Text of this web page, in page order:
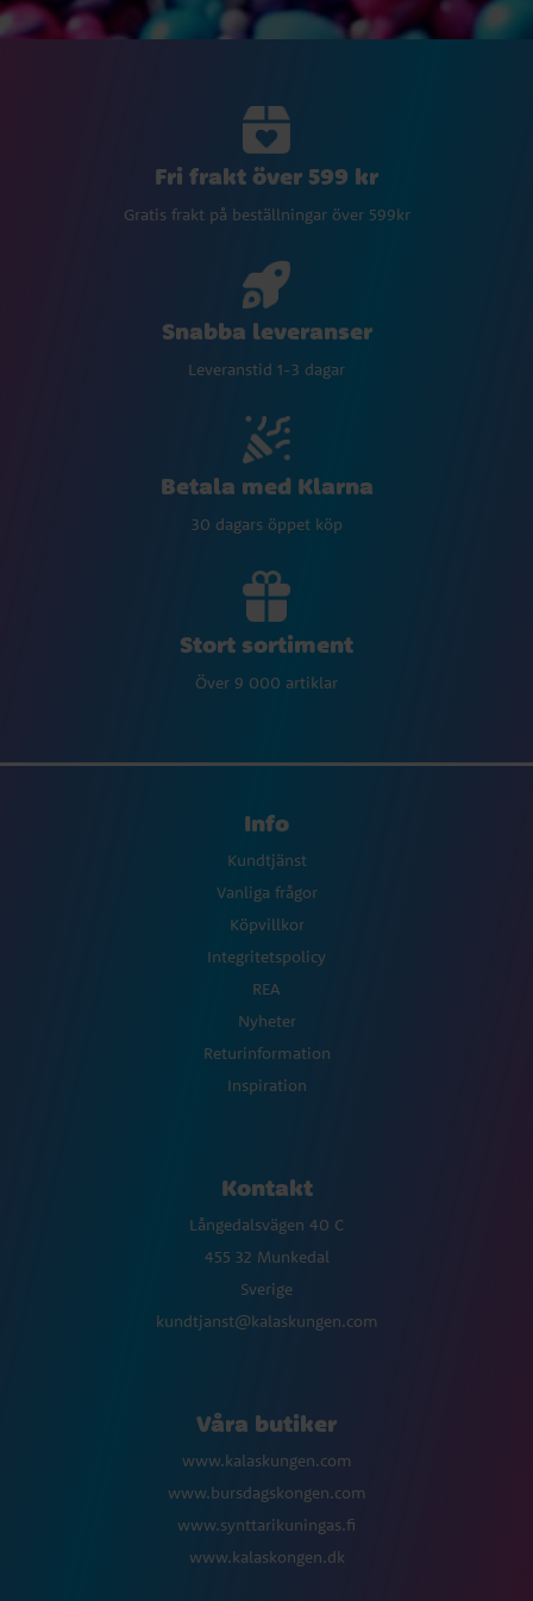
Fri frakt över 599 kr
Gratis frakt på beställningar över 599kr
Snabba leveranser
Leveranstid 1-3 dagar
Betala med Klarna
30 dagars öppet köp
Stort sortiment
Över 9 000 artiklar
Info
Kundtjänst
Vanliga frågor
Köpvillkor
Integritetspolicy
REA
Nyheter
Returinformation
Inspiration
Kontakt
Långedalsvägen 40 C
455 32 Munkedal
Sverige
kundtjanst@kalaskungen.com
Våra butiker
www.kalaskungen.com
www.bursdagskongen.com
www.synttarikuningas.fi
www.kalaskongen.dk